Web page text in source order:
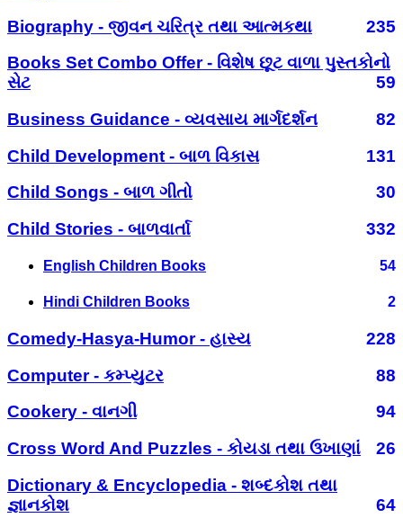
Biography - જીવન ચરિત્ર તથા આત્મકથા
235
Books Set Combo Offer - વિશેષ છૂટ વાળા પુસ્તકોનો
સેટ
59
Business Guidance - વ્યવસાય માર્ગદર્શન
82
Child Development - બાળ વિકાસ
131
Child Songs - બાળ ગીતો
30
Child Stories - બાળવાર્તા
332
English Children Books 54
Hindi Children Books 2
Comedy-Hasya-Humor - હાસ્ય
228
Computer - કમ્પ્યુટર
88
Cookery - વાનગી
94
Cross Word And Puzzles - કોયડા તથા ઉખાણાં
26
Dictionary & Encyclopedia - શબ્દકોશ તથા
જ્ઞાનકોશ
64